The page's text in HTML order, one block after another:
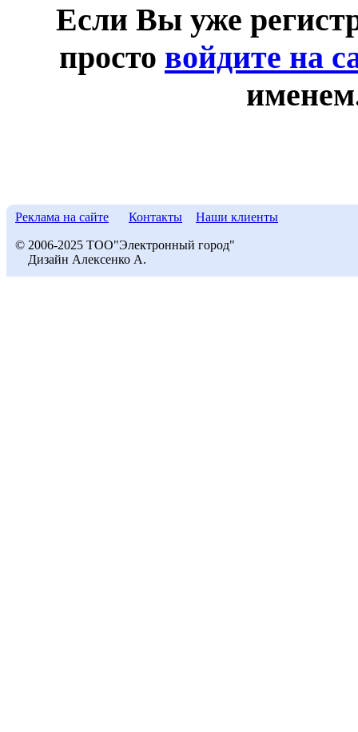
Если Вы уже
просто войдите на
Реклама на сайте Контакты Наши клиенты
© 2006-2025 ТОО"Электронный город"
Дизайн Алексенко А.